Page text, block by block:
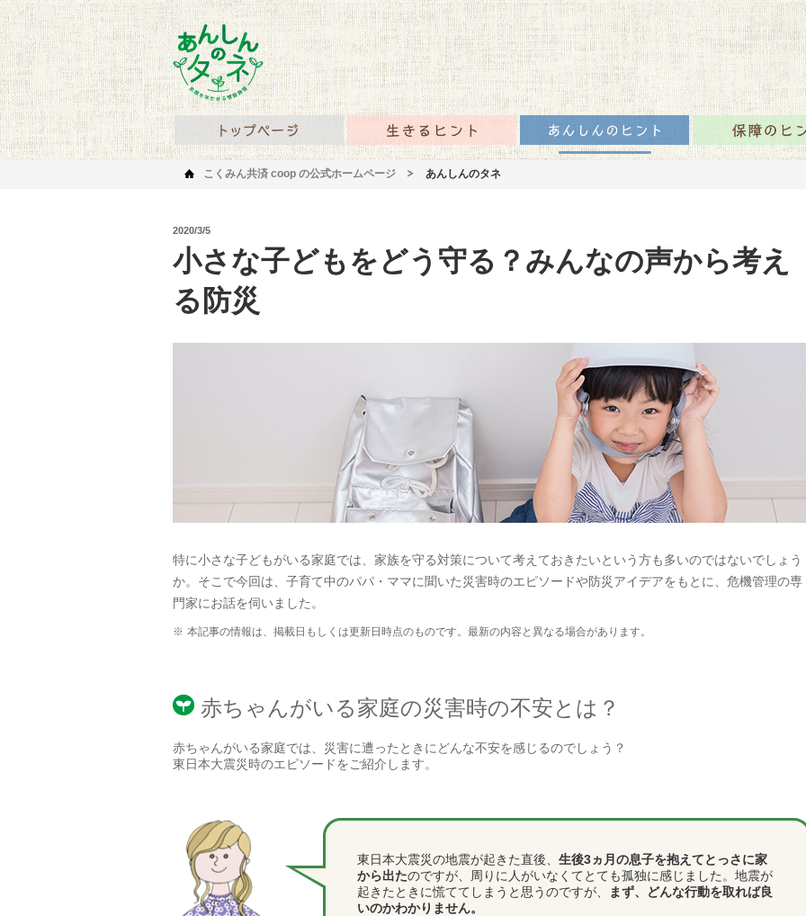
あんしんのタネ 笑顔を咲かせるみんなの情報
あんしんのタネTOP 生きるヒント あんしんのヒント
こくみん共済 coop の公式ホームページ あんしんのタネ
2020/3/5
小さな子どもをどう守る？みんなの声から考え
る防災
特に小さな子どもがいる家庭では、家族を守る対策について考えておきたいという方も多いのではないでしょう
か。そこで今回は、子育て中のパパ・ママに聞いた災害時のエピソードや防災アイデアをもとに、危機管理の専
門家にお話を伺いました。
※ 本記事の情報は、掲載日もしくは更新日時点のものです。最新の内容と異なる場合があります。
赤ちゃんがいる家庭の災害時の不安とは？
赤ちゃんがいる家庭では、災害に遭ったときにどんな不安を感じるのでしょう？
東日本大震災時のエピソードをご紹介します。
東日本大震災の地震が起きた直後、 生後3ヵ月の息子を抱えてとっさに家
から出たのですが、周りに人がいなくてとても孤独に感じました。地震が
起きたときに慌ててしまうと思うのですが、
まず、どんな行動を取れば良
いのかわかりません。